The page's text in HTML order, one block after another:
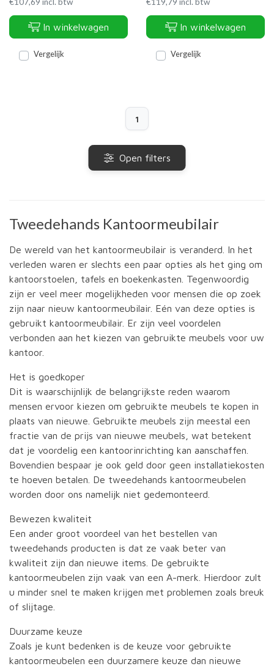
In winkelwagen
Vergelijk
In winkelwagen
Vergelijk
1
Open filters
Tweedehands Kantoormeubilair
De wereld van het kantoormeubilair is veranderd. In het
verleden waren er slechts een paar opties als het ging om
kantoorstoelen, tafels en boekenkasten. Tegenwoordig
zijn er veel meer mogelijkheden voor mensen die op zoek
zijn naar nieuw kantoormeubilair. Eén van deze opties is
gebruikt kantoormeubilair. Er zijn veel voordelen
verbonden aan het kiezen van gebruikte meubels voor uw
kantoor.
Het is goedkoper
Dit is waarschijnlijk de belangrijkste reden waarom
mensen ervoor kiezen om gebruikte meubels te kopen in
plaats van nieuwe. Gebruikte meubels zijn meestal een
fractie van de prijs van nieuwe meubels, wat betekent
dat je voordelig een kantoorinrichting kan aanschaffen.
Bovendien bespaar je ook geld door geen installatiekosten
te hoeven betalen. De tweedehands kantoormeubelen
worden door ons namelijk niet gedemonteerd.
Bewezen kwaliteit
Een ander groot voordeel van het bestellen van
tweedehands producten is dat ze vaak beter van
kwaliteit zijn dan nieuwe items. De gebruikte
kantoormeubelen zijn vaak van een A-merk. Hierdoor zult
u minder snel te maken krijgen met problemen zoals breuk
of slijtage.
Duurzame keuze
Zoals je kunt bedenken is de keuze voor gebruikte
kantoormeubelen een duurzamere keuze dan nieuwe